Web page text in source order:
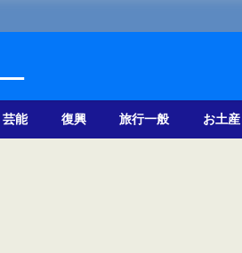
芸能 復興 旅行一般 お土